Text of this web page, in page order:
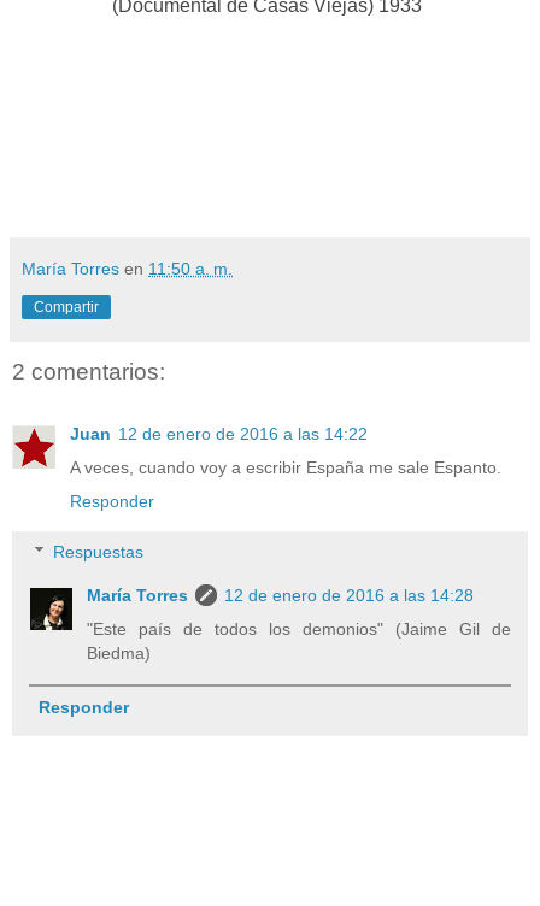
(Documental de Casas Viejas) 1933
María Torres en 11:50 a. m.
Compartir
2 comentarios:
Juan 12 de enero de 2016 a las 14:22
A veces, cuando voy a escribir España me sale Espanto.
Responder
Respuestas
María Torres
12 de enero de 2016 a las 14:28
"Este país de todos los demonios" (Jaime Gil de
Biedma)
Responder